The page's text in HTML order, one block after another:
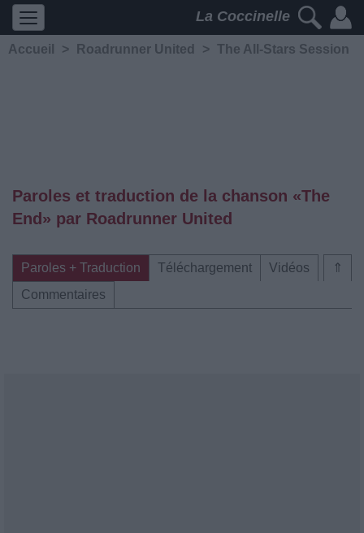
La Coccinelle
Accueil > Roadrunner United > The All-Stars Session
Paroles et traduction de la chanson «The
End» par Roadrunner United
⇑
Paroles + Traduction Téléchargement
Vidéos
Commentaires